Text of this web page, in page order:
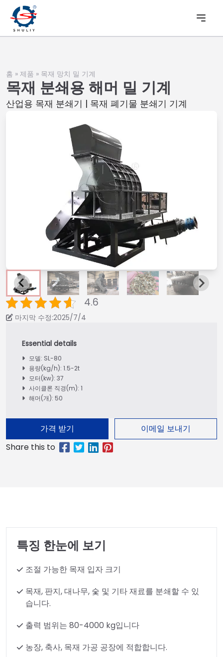
홈 » 제품 » 목재 망치 밀 기계
목재 분쇄용 해머 밀 기계
산업용 목재 분쇄기 | 목재 폐기물 분쇄기 기계
4.6
마지막 수정:2025/7/4
모델: SL-80
용량(kg/h): 1.5-2t
모터(kw): 37
사이클론 직경(m): 1
해머(개): 50
가격 받기 이메일 보내기
특징 한눈에 보기
조절 가능한 목재 입자 크기
목재, 판지, 대나무, 숯 및 기타 재료를 분쇄할 수 있
습니다.
출력 범위는 80-4000 kg입니다
농장, 축사, 목재 가공 공장에 적합합니다.